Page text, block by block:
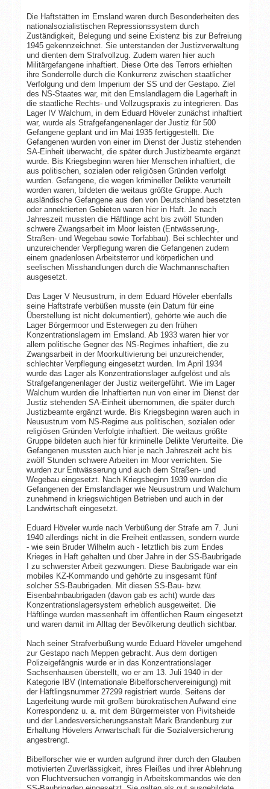
Die Haftstätten im Emsland waren durch Besonderheiten des
nationalsozialistischen Repressionssystem durch
Zuständigkeit, Belegung und seine Existenz bis zur Befreiung
1945 gekennzeichnet. Sie unterstanden der Justizverwaltung
und dienten dem Strafvollzug. Zudem waren hier auch
Militärgefangene inhaftiert. Diese Orte des Terrors erhielten
ihre Sonderrolle durch die Konkurrenz zwischen staatlicher
Verfolgung und dem Imperium der SS und der Gestapo. Ziel
des NS-Staates war, mit den Emslandlagern die Lagerhaft in
die staatliche Rechts- und Vollzugspraxis zu integrieren. Das
Lager IV Walchum, in dem Eduard Höveler zunächst inhaftiert
war, wurde als Strafgefangenenlager der Justiz für 500
Gefangene geplant und im Mai 1935 fertiggestellt. Die
Gefangenen wurden von einer im Dienst der Justiz stehenden
SA-Einheit überwacht, die später durch Justizbeamte ergänzt
wurde. Bis Kriegsbeginn waren hier Menschen inhaftiert, die
aus politischen, sozialen oder religiösen Gründen verfolgt
wurden. Gefangene, die wegen krimineller Delikte verurteilt
worden waren, bildeten die weitaus größte Gruppe. Auch
ausländische Gefangene aus den von Deutschland besetzten
oder annektierten Gebieten waren hier in Haft. Je nach
Jahreszeit mussten die Häftlinge acht bis zwölf Stunden
schwere Zwangsarbeit im Moor leisten (Entwässerung-,
Straßen- und Wegebau sowie Torfabbau). Bei schlechter und
unzureichender Verpflegung waren die Gefangenen zudem
einem gnadenlosen Arbeitsterror und körperlichen und
seelischen Misshandlungen durch die Wachmannschaften
ausgesetzt.
Das Lager V Neusustrum, in dem Eduard Höveler ebenfalls
seine Haftstrafe verbüßen musste (ein Datum für eine
Überstellung ist nicht dokumentiert), gehörte wie auch die
Lager Börgermoor und Esterwegen zu den frühen
Konzentrationslagern im Emsland. Ab 1933 waren hier vor
allem politische Gegner des NS-Regimes inhaftiert, die zu
Zwangsarbeit in der Moorkultivierung bei unzureichender,
schlechter Verpflegung eingesetzt wurden. Im April 1934
wurde das Lager als Konzentrationslager aufgelöst und als
Strafgefangenenlager der Justiz weitergeführt. Wie im Lager
Walchum wurden die Inhaftierten nun von einer im Dienst der
Justiz stehenden SA-Einheit übernommen, die später durch
Justizbeamte ergänzt wurde. Bis Kriegsbeginn waren auch in
Neusustrum vom NS-Regime aus politischen, sozialen oder
religiösen Gründen Verfolgte inhaftiert. Die weitaus größte
Gruppe bildeten auch hier für kriminelle Delikte Verurteilte. Die
Gefangenen mussten auch hier je nach Jahreszeit acht bis
zwölf Stunden schwere Arbeiten im Moor verrichten. Sie
wurden zur Entwässerung und auch dem Straßen- und
Wegebau eingesetzt. Nach Kriegsbeginn 1939 wurden die
Gefangenen der Emslandlager wie Neusustrum und Walchum
zunehmend in kriegswichtigen Betrieben und auch in der
Landwirtschaft eingesetzt.
Eduard Höveler wurde nach Verbüßung der Strafe am 7. Juni
1940 allerdings nicht in die Freiheit entlassen, sondern wurde
- wie sein Bruder Wilhelm auch - letztlich bis zum Endes
Krieges in Haft gehalten und über Jahre in der SS-Baubrigade
I zu schwerster Arbeit gezwungen. Diese Baubrigade war ein
mobiles KZ-Kommando und gehörte zu insgesamt fünf
solcher SS-Baubrigaden. Mit diesen SS-Bau- bzw.
Eisenbahnbaubrigaden (davon gab es acht) wurde das
Konzentrationslagersystem erheblich ausgeweitet. Die
Häftlinge wurden massenhaft im öffentlichen Raum eingesetzt
und waren damit im Alltag der Bevölkerung deutlich sichtbar.
Nach seiner Strafverbüßung wurde Eduard Höveler umgehend
zur Gestapo nach Meppen gebracht. Aus dem dortigen
Polizeigefängnis wurde er in das Konzentrationslager
Sachsenhausen überstellt, wo er am 13. Juli 1940 in der
Kategorie IBV (Internationale Bibelforschervereinigung) mit
der Häftlingsnummer 27299 registriert wurde. Seitens der
Lagerleitung wurde mit großem bürokratischen Aufwand eine
Korrespondenz u. a. mit dem Bürgermeister von Pivitsheide
und der Landesversicherungsanstalt Mark Brandenburg zur
Erhaltung Hövelers Anwartschaft für die Sozialversicherung
angestrengt.
Bibelforscher wie er wurden aufgrund ihrer durch den Glauben
motivierten Zuverlässigkeit, ihres Fleißes und ihrer Ablehnung
von Fluchtversuchen vorrangig in Arbeitskommandos wie den